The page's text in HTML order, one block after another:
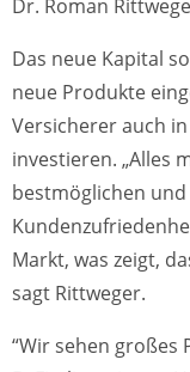
Dr. Roman
Das neue Kapital
neue Produkte
Versicherer auch
investieren. „Alles
bestmöglichen
Markt, was zeigt,
sagt Rittweger.
“Wir sehen großes